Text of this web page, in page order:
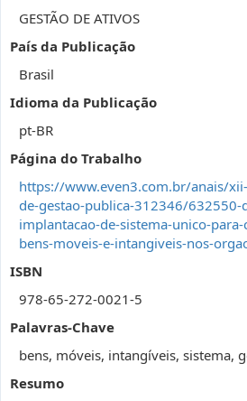
GESTÃO DE ATIVOS
País da Publicação
Brasil
Idioma da Publicação
pt-BR
Página do Trabalho
https://www.even3.com.br/anais/
de-gestao-publica-312346/632550-
implantacao-de-sistema-unico-
bens-moveis-e-intangiveis-nos-
ISBN
978-65-272-0021-5
Palavras-Chave
bens, móveis, intangíveis, sistema,
Resumo